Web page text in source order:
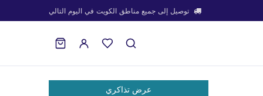
توصيل إلى جميع مناطق الكويت في اليوم التالي
عرض تذاكري